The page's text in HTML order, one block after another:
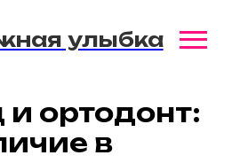
и ортодонт:
в